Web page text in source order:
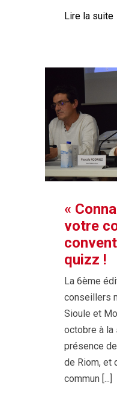
Lire la suite
«
votre
quizz !
La 6ème
conseillers
Sioule et
octobre à
présence
de Riom, et
commun [...]